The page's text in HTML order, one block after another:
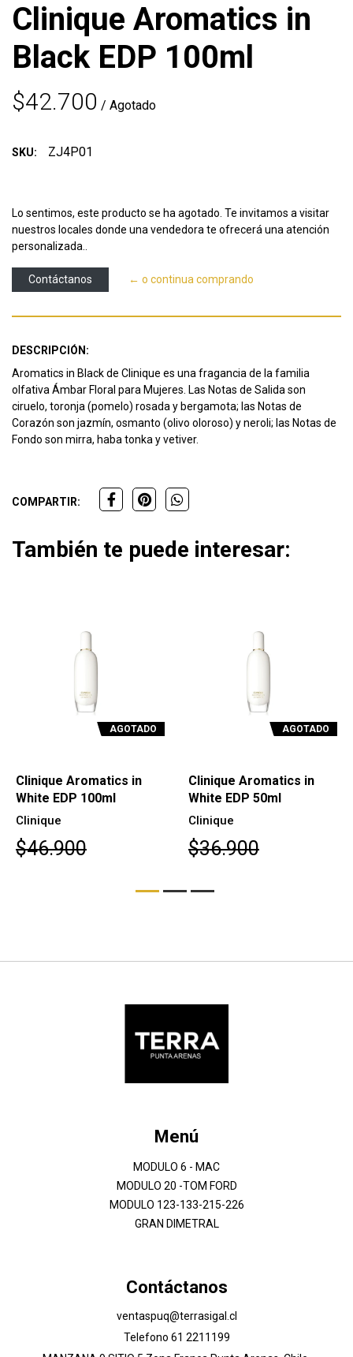
Clinique Aromatics in
Black EDP 100ml
$42.700 / Agotado
SKU: ZJ4P01
Lo sentimos, este producto se ha agotado. Te invitamos a visitar
nuestros locales donde una vendedora te ofrecerá una atención
personalizada..
Contáctanos ← o continua comprando
DESCRIPCIÓN:
Aromatics in Black de Clinique es una fragancia de la familia
olfativa Ámbar Floral para Mujeres. Las Notas de Salida son
ciruelo, toronja (pomelo) rosada y bergamota; las Notas de
Corazón son jazmín, osmanto (olivo oloroso) y neroli; las Notas de
Fondo son mirra, haba tonka y vetiver.
COMPARTIR:
También te puede interesar:
AGOTADO
Clinique Aromatics in
White EDP 50ml
Clinique
$36.900
AGOTADO
Clinique Aromatics Elixir
EDP 100ml
Clinique
$69.000
Menú
MODULO 6 - MAC
MODULO 20 -TOM FORD
MODULO 123-133-215-226
GRAN DIMETRAL
Contáctanos
ventaspuq@terrasigal.cl
Telefono 61 2211199